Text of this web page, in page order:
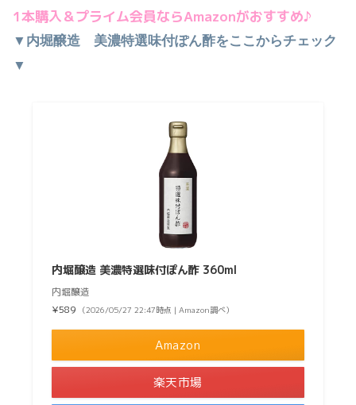
1本購入＆プライム会員ならAmazonがおすすめ♪
▼内堀醸造 美濃特選味付ぽん酢をここからチェック
▼
内堀醸造 美濃特選味付ぽん酢 360ml
内堀醸造
¥589
（2026/05/27 22:47時点 | Amazon調べ）
Amazon
楽天市場